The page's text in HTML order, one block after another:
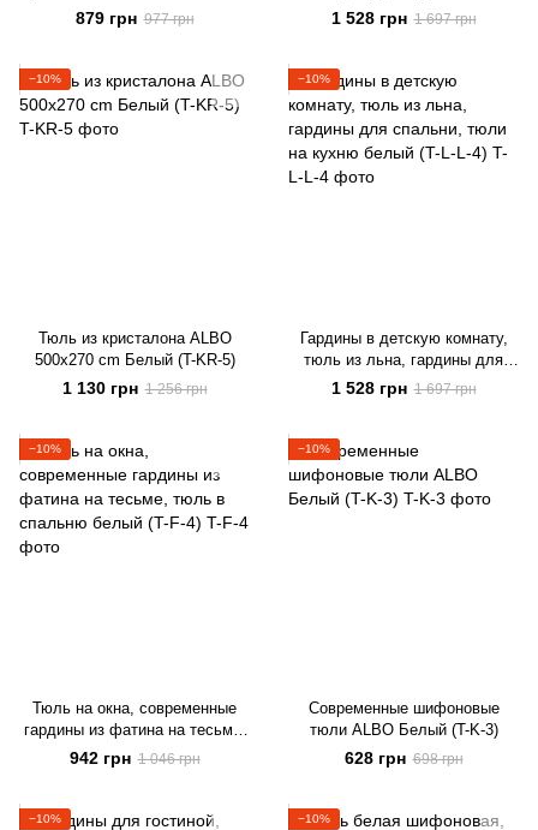
Белый (T-KR-4)
879 грн 977 грн
спальни Белый (T-K-L-5)
1 528 грн 1 697 грн
−10%
Тюль из кристалона ALBO
500x270 cm Белый (T-KR-5)
1 130 грн 1 256 грн
−10%
Гардины в детскую комнату,
тюль из льна, гардины для
спальни, тюли на кухню белый
(T-L-L-4)
1 528 грн 1 697 грн
−10%
Тюль на окна, современные
гардины из фатина на тесьме,
тюль в спальню белый (T-F-4)
942 грн 1 046 грн
−10%
Современные шифоновые
тюли ALBO Белый (T-K-3)
628 грн 698 грн
−10% −10%